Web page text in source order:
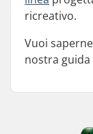
ricreativo.
Vuoi
nostra guida